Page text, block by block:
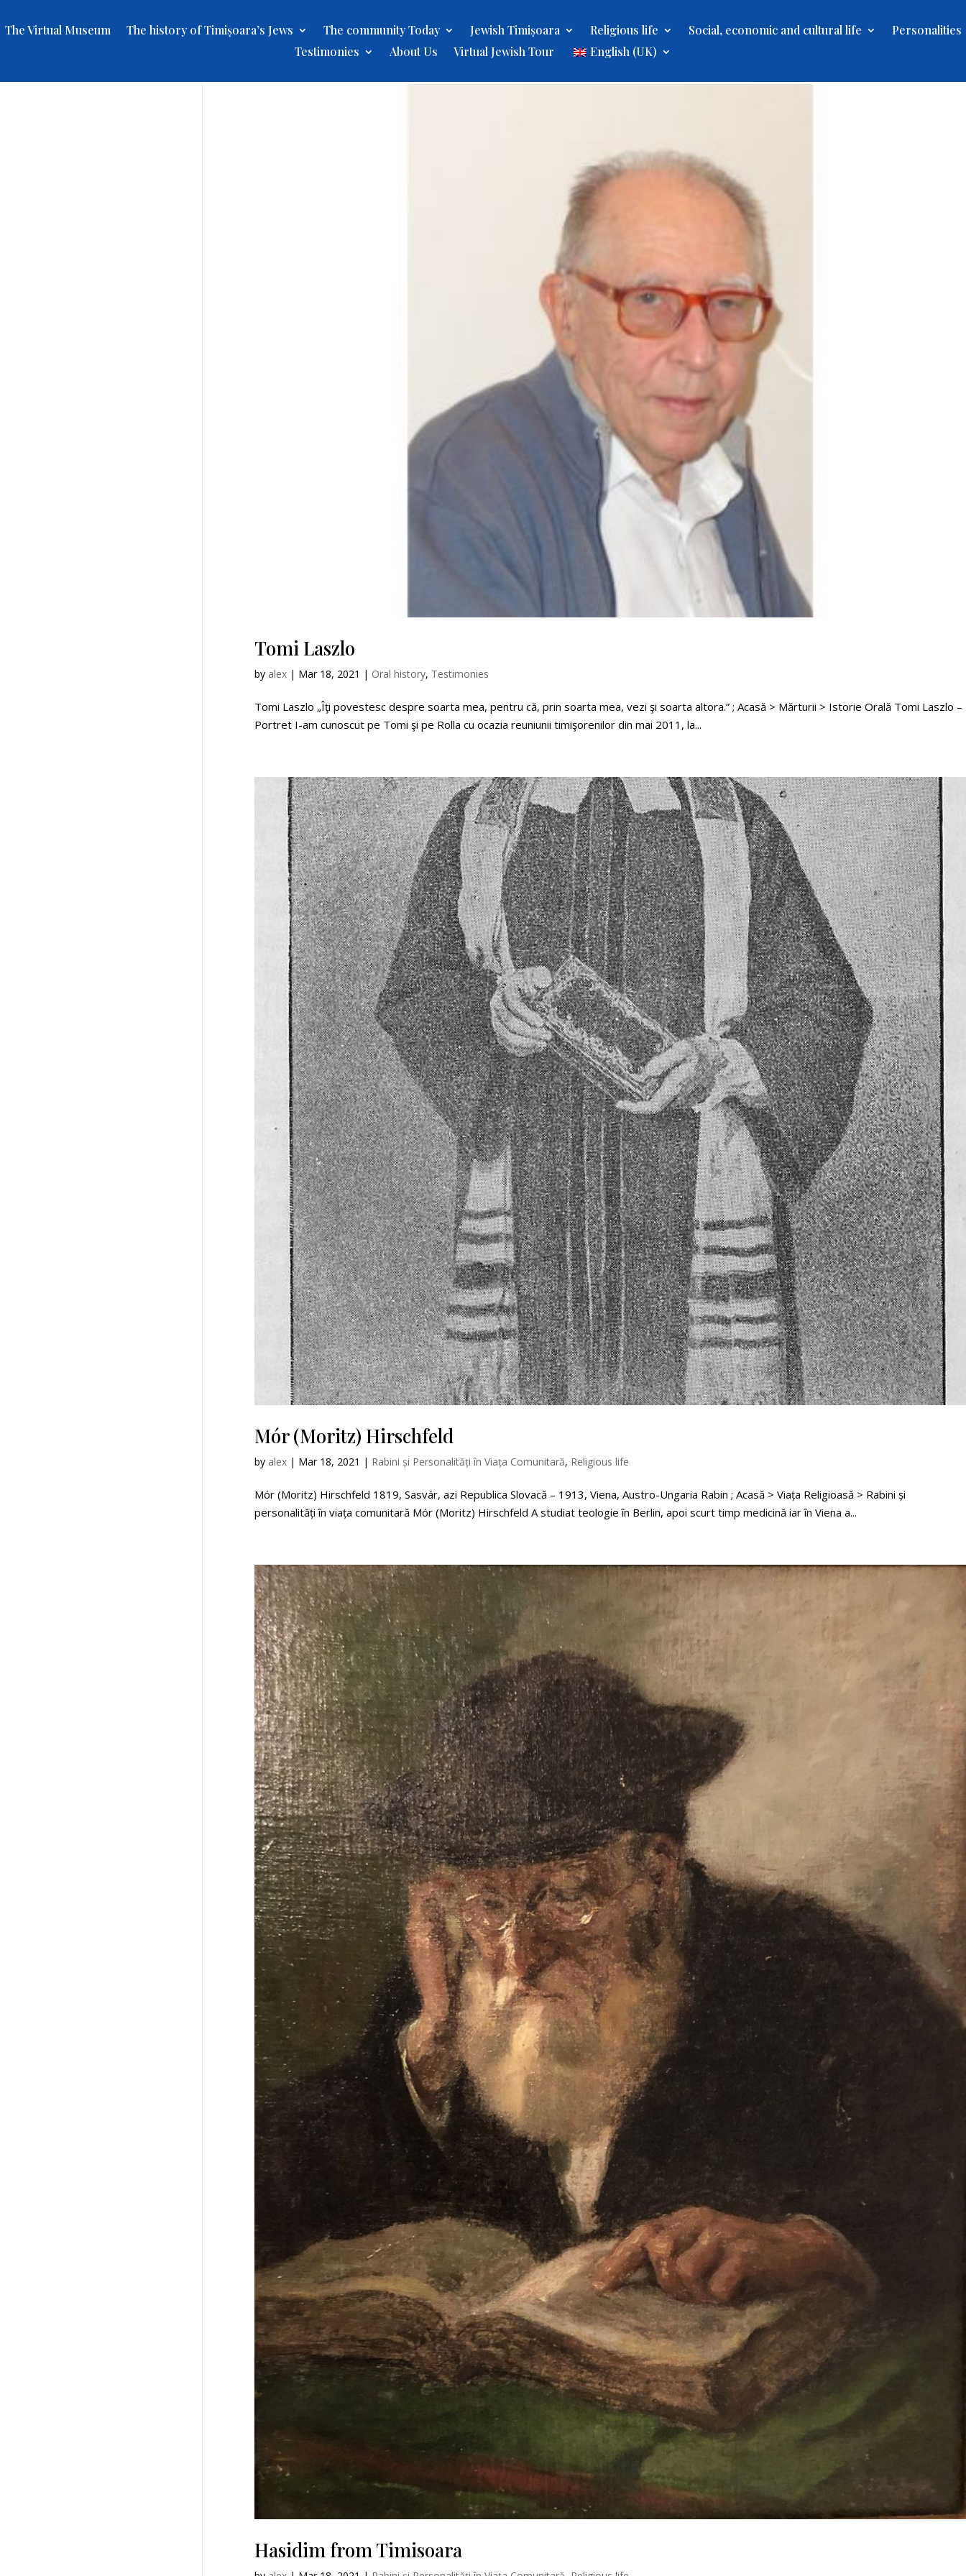
The Virtual Museum The history of Timișoara’s Jews The community Today Jewish Timișoara Religious life Social, economic and cultural life
Personalities
Testimonies
About Us Virtual Jewish Tour English (UK)
Tomi Laszlo
by alex | Mar 18, 2021 | Oral history, Testimonies
Tomi Laszlo „Îţi povestesc despre soarta mea, pentru că, prin soarta mea, vezi şi soarta altora.” ; Acasă > Mărturii > Istorie Orală Tomi Laszlo –
Portret I-am cunoscut pe Tomi şi pe Rolla cu ocazia reuniunii timişorenilor din mai 2011, la...
Mór (Moritz) Hirschfeld
by alex | Mar 18, 2021 | Rabini și Personalități în Viața Comunitară, Religious life
Mór (Moritz) Hirschfeld 1819, Sasvár, azi Republica Slovacă – 1913, Viena, Austro-Ungaria Rabin ; Acasă > Viața Religioasă > Rabini și
personalități în viața comunitară Mór (Moritz) Hirschfeld A studiat teologie în Berlin, apoi scurt timp medicină iar în Viena a...
Hasidim from Timisoara